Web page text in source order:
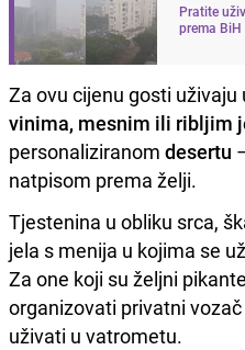
Pratite
prema BiH
Za ovu cijenu gosti uživaju
vinima, mesnim ili ribljim
personaliziranom desertu
natpisom prema želji.
Tjestenina u obliku srca,
jela s menija u kojima se
Za one koji su željni
organizovati privatni
uživati u vatrometu.